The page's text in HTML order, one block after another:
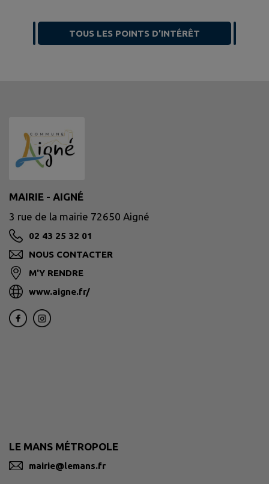
TOUS LES POINTS D’INTÉRÊT
MAIRIE - AIGNÉ
3 rue de la mairie 72650 Aigné
02 43 25 32 01
NOUS CONTACTER
M'Y RENDRE
www.aigne.fr/
LE MANS MÉTROPOLE
mairie@lemans.fr